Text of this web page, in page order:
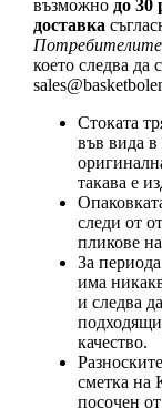
възможно до 30
доставка
Потребителите
което следва да
Стоката
във вида в
такава е
следи от
пликове
За
има
и следва
качество.
сметка на
посочен